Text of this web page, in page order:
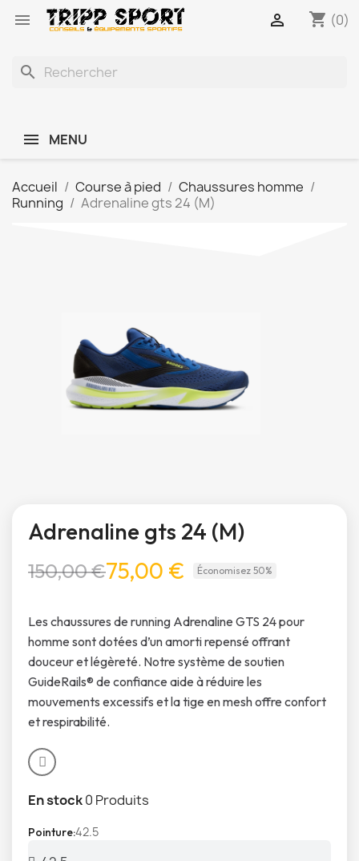
 shopping_cart (0)

search
MENU
Accueil Course à pied
Chaussures homme
Running
Adrenaline gts 24 (M)
Adrenaline gts 24 (M)
150,00 €75,00 € Économisez 50%
Les chaussures de running Adrenaline GTS 24 pour
homme sont dotées d’un amorti repensé offrant
douceur et légèreté. Notre système de soutien
GuideRails® de confiance aide à réduire les
mouvements excessifs et la tige en mesh offre confort
et respirabilité.
En stock0 Produits
Pointure42.5